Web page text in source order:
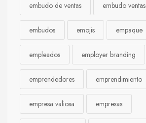
embudo de ventas embudo ventas
embudos emojis empaque
empleados employer branding
emprendedores emprendimiento
empresa valiosa empresas